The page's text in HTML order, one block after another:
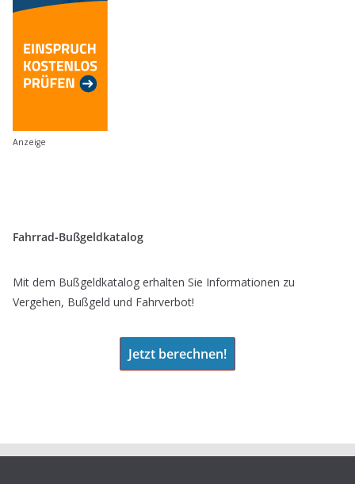
Anzeige
Fahrrad-Bußgeldkatalog
Mit dem Bußgeldkatalog erhalten Sie Informationen zu
Vergehen, Bußgeld und Fahrverbot!
Jetzt berechnen!